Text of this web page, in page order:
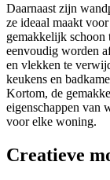
Daarnaast zijn
ze ideaal maakt
gemakkelijk schoon
eenvoudig worden
en vlekken te
keukens en
Kortom, de
eigenschappen van
voor elke woning.
Creatieve